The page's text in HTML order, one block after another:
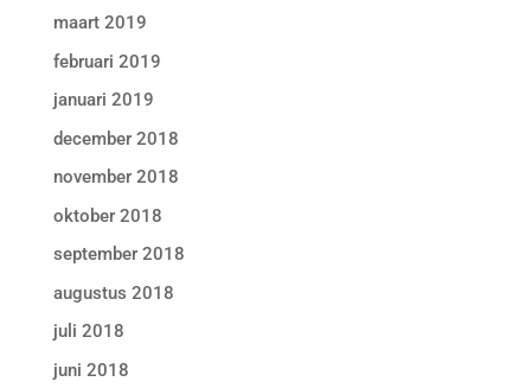
maart 2019
februari 2019
januari 2019
december 2018
november 2018
oktober 2018
september 2018
augustus 2018
juli 2018
juni 2018